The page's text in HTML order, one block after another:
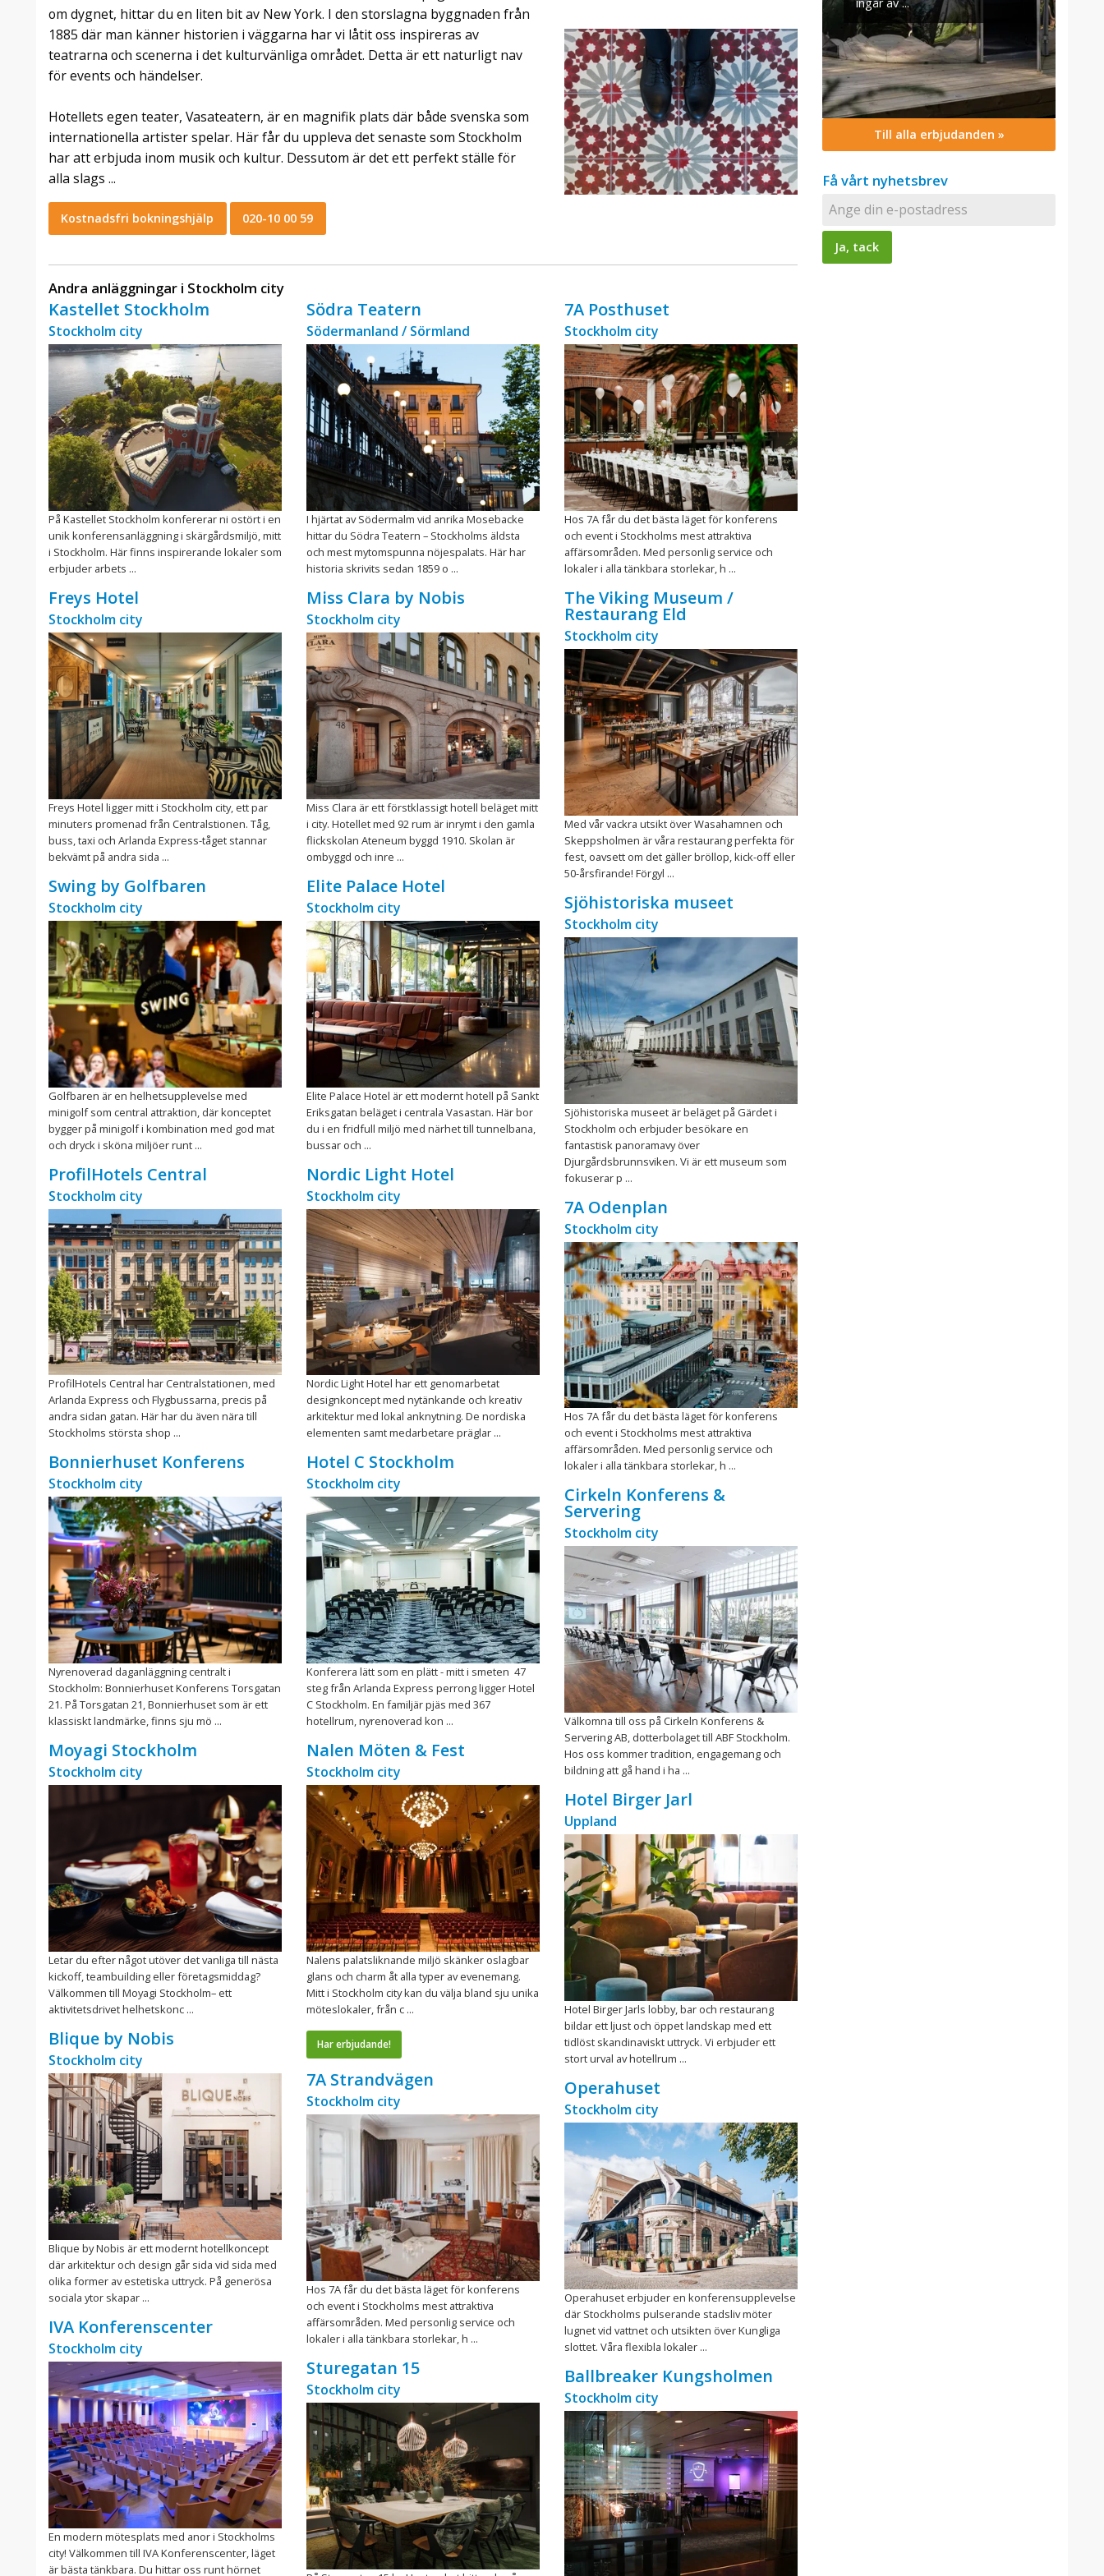
om dygnet, hittar du en liten bit av New York. I den storslagna byggnaden från
1885 där man känner historien i väggarna har vi låtit oss inspireras av
teatrarna och scenerna i det kulturvänliga området. Detta är ett naturligt nav
för events och händelser.
Hotellets egen teater, Vasateatern, är en magnifik plats där både svenska som
internationella artister spelar. Här får du uppleva det senaste som Stockholm
har att erbjuda inom musik och kultur. Dessutom är det ett perfekt ställe för
alla slags ...
Kostnadsfri bokningshjälp 020-10 00 59
Andra anläggningar i Stockholm city
Kastellet Stockholm
Stockholm city
På Kastellet Stockholm konfererar ni ostört i en
unik konferensanläggning i skärgårdsmiljö, mitt
i Stockholm. Här finns inspirerande lokaler som
erbjuder arbets ...
Freys Hotel
Stockholm city
Freys Hotel ligger mitt i Stockholm city, ett par
minuters promenad från Centralstionen. Tåg,
buss, taxi och Arlanda Express-tåget stannar
bekvämt på andra sida ...
Swing by Golfbaren
Stockholm city
Golfbaren är en helhetsupplevelse med
minigolf som central attraktion, där konceptet
bygger på minigolf i kombination med god mat
och dryck i sköna miljöer runt ...
ProfilHotels Central
Stockholm city
ProfilHotels Central har Centralstationen, med
Arlanda Express och Flygbussarna, precis på
andra sidan gatan. Här har du även nära till
Stockholms största shop ...
Bonnierhuset Konferens
Stockholm city
Nyrenoverad daganläggning centralt i
Stockholm: Bonnierhuset Konferens Torsgatan
21. På Torsgatan 21, Bonnierhuset som är ett
klassiskt landmärke, finns sju mö ...
Moyagi Stockholm
Stockholm city
Letar du efter något utöver det vanliga till nästa
kickoff, teambuilding eller företagsmiddag?
Välkommen till Moyagi Stockholm– ett
aktivitetsdrivet helhetskonc ...
Blique by Nobis
Stockholm city
Blique by Nobis är ett modernt hotellkoncept
där arkitektur och design går sida vid sida med
olika former av estetiska uttryck. På generösa
sociala ytor skapar ...
IVA Konferenscenter
Stockholm city
En modern mötesplats med anor i Stockholms
city! Välkommen till IVA Konferenscenter, läget
är bästa tänkbara. Du hittar oss runt hörnet
Södra Teatern
Södermanland / Sörmland
I hjärtat av Södermalm vid anrika Mosebacke
hittar du Södra Teatern – Stockholms äldsta
och mest mytomspunna nöjespalats. Här har
historia skrivits sedan 1859 o ...
Miss Clara by Nobis
Stockholm city
Miss Clara är ett förstklassigt hotell beläget mitt
i city. Hotellet med 92 rum är inrymt i den gamla
flickskolan Ateneum byggd 1910. Skolan är
ombyggd och inre ...
Elite Palace Hotel
Stockholm city
Elite Palace Hotel är ett modernt hotell på Sankt
Eriksgatan beläget i centrala Vasastan. Här bor
du i en fridfull miljö med närhet till tunnelbana,
bussar och ...
Nordic Light Hotel
Stockholm city
Nordic Light Hotel har ett genomarbetat
designkoncept med nytänkande och kreativ
arkitektur med lokal anknytning. De nordiska
elementen samt medarbetare präglar ...
Hotel C Stockholm
Stockholm city
Konferera lätt som en plätt - mitt i smeten 47
steg från Arlanda Express perrong ligger Hotel
C Stockholm. En familjär pjäs med 367
hotellrum, nyrenoverad kon ...
Nalen Möten & Fest
Stockholm city
Nalens palatsliknande miljö skänker oslagbar
glans och charm åt alla typer av evenemang.
Mitt i Stockholm city kan du välja bland sju unika
möteslokaler, från c ...
Har erbjudande!
7A Strandvägen
Stockholm city
Hos 7A får du det bästa läget för konferens
och event i Stockholms mest attraktiva
affärsområden. Med personlig service och
lokaler i alla tänkbara storlekar, h ...
Sturegatan 15
Stockholm city
7A Posthuset
Stockholm city
Hos 7A får du det bästa läget för konferens
och event i Stockholms mest attraktiva
affärsområden. Med personlig service och
lokaler i alla tänkbara storlekar, h ...
The Viking Museum /
Restaurang Eld
Stockholm city
Med vår vackra utsikt över Wasahamnen och
Skeppsholmen är våra restaurang perfekta för
fest, oavsett om det gäller bröllop, kick-off eller
50-årsfirande! Förgyl ...
Sjöhistoriska museet
Stockholm city
Sjöhistoriska museet är beläget på Gärdet i
Stockholm och erbjuder besökare en
fantastisk panoramavy över
Djurgårdsbrunnsviken. Vi är ett museum som
fokuserar p ...
7A Odenplan
Stockholm city
Hos 7A får du det bästa läget för konferens
och event i Stockholms mest attraktiva
affärsområden. Med personlig service och
lokaler i alla tänkbara storlekar, h ...
Cirkeln Konferens &
Servering
Stockholm city
Välkomna till oss på Cirkeln Konferens &
Servering AB, dotterbolaget till ABF Stockholm.
Hos oss kommer tradition, engagemang och
bildning att gå hand i ha ...
Hotel Birger Jarl
Uppland
Hotel Birger Jarls lobby, bar och restaurang
bildar ett ljust och öppet landskap med ett
tidlöst skandinaviskt uttryck. Vi erbjuder ett
stort urval av hotellrum ...
Operahuset
Stockholm city
Operahuset erbjuder en konferensupplevelse
där Stockholms pulserande stadsliv möter
lugnet vid vattnet och utsikten över Kungliga
slottet. Våra flexibla lokaler ...
Ballbreaker Kungsholmen
Stockholm city
Till alla erbjudanden »
Få vårt nyhetsbrev